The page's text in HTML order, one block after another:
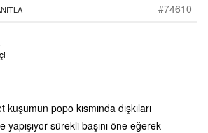
#74610
popo kısmında dışkıları
sürekli başını öne eğerek